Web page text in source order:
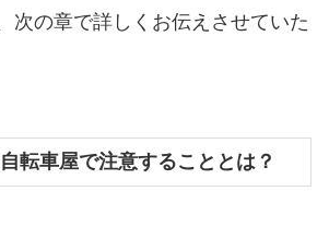
次の章で詳しくお伝えさせていた
転車屋で注意することとは？